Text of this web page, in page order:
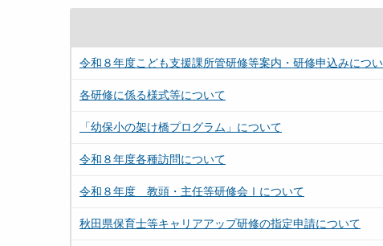
令和８年度こども支援課所管研修等案内・研修申込みにつ
各研修に係る様式等について
「幼保小の架け橋プログラム」について
令和８年度各種訪問について
令和８年度 教頭・主任等研修会Ⅰについて
秋田県保育士等キャリアアップ研修の指定申請について